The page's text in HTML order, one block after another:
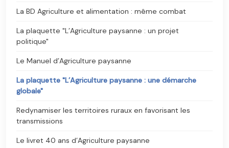
La BD Agriculture et alimentation : même combat
La plaquette "L’Agriculture paysanne : un projet
politique"
Le Manuel d’Agriculture paysanne
La plaquette "L’Agriculture paysanne : une démarche
globale"
Redynamiser les territoires ruraux en favorisant les
transmissions
Le livret 40 ans d’Agriculture paysanne